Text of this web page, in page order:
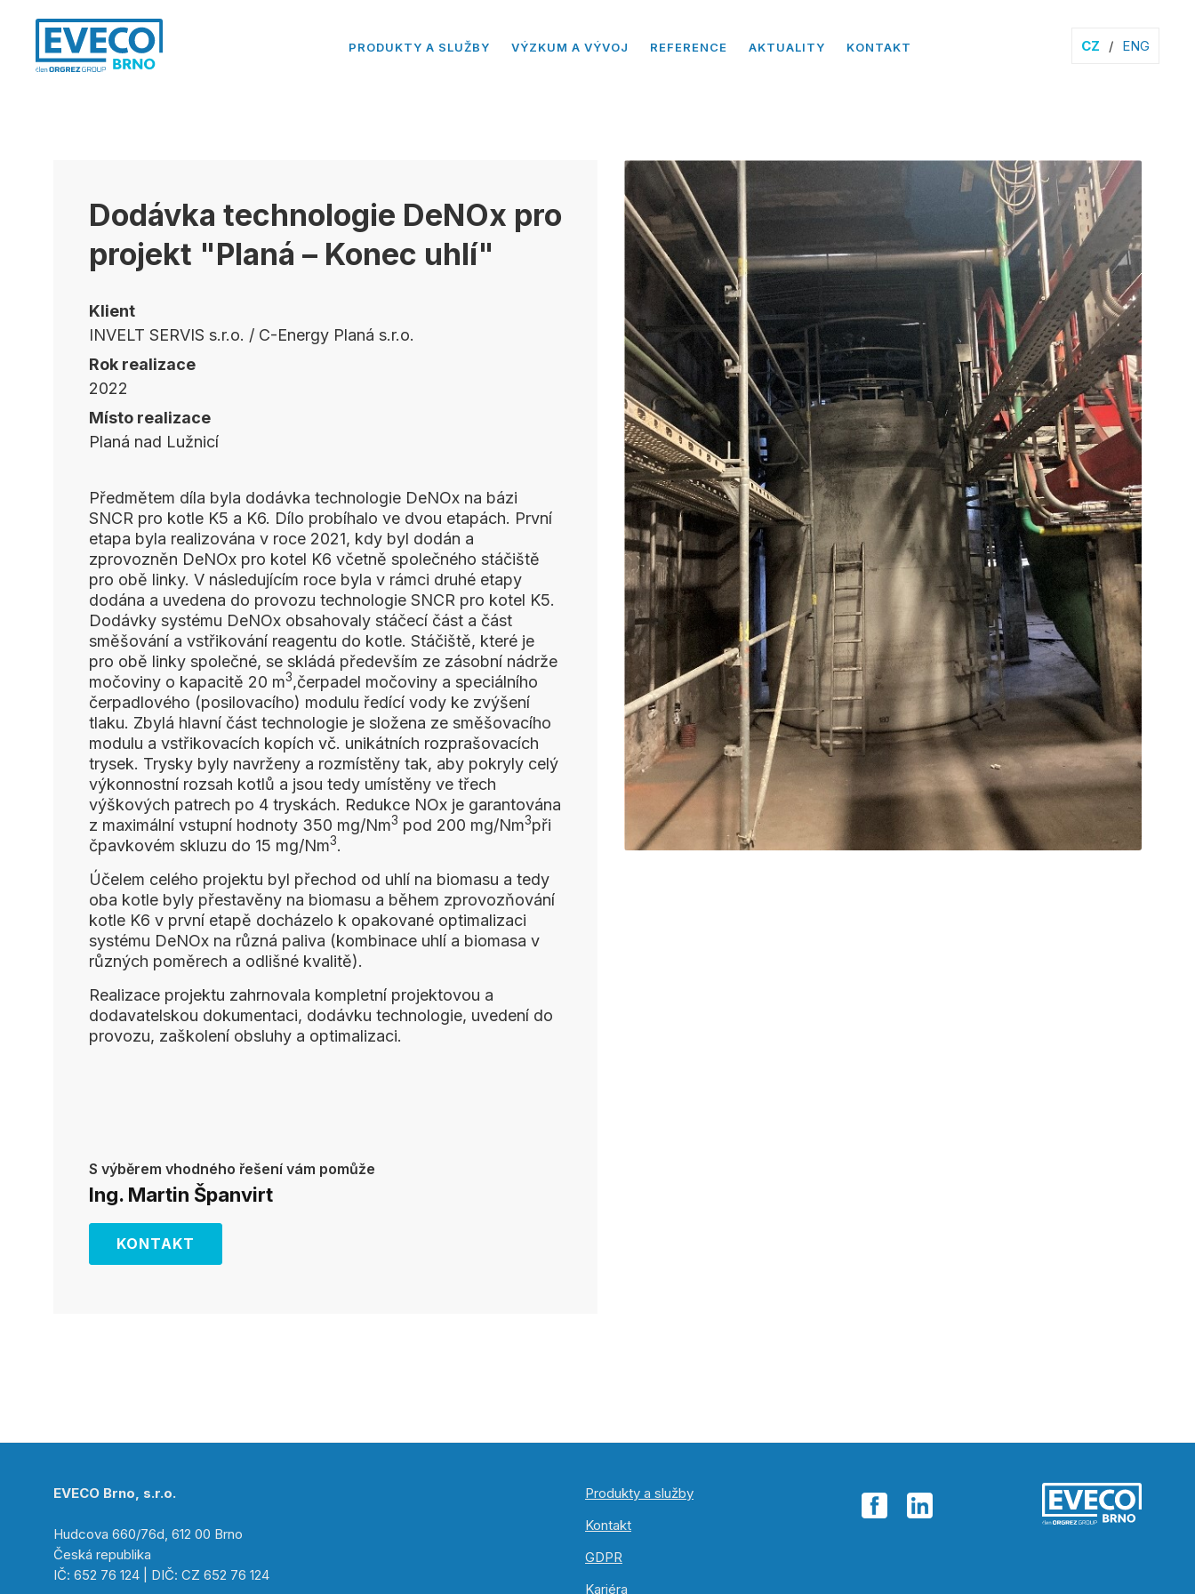
PRODUKTY A SLUŽBY VÝZKUM A VÝVOJ REFERENCE AKTUALITY KONTAKT CZ / ENG
Dodávka technologie DeNOx pro
projekt "Planá – Konec uhlí"
Klient
INVELT SERVIS s.r.o. / C-Energy Planá s.r.o.
Rok realizace
2022
Místo realizace
Planá nad Lužnicí
Předmětem díla byla dodávka technologie DeNOx na bázi
SNCR pro kotle K5 a K6. Dílo probíhalo ve dvou etapách. První
etapa byla realizována v roce 2021, kdy byl dodán a
zprovozněn DeNOx pro kotel K6 včetně společného stáčiště
pro obě linky. V následujícím roce byla v rámci druhé etapy
dodána a uvedena do provozu technologie SNCR pro kotel K5.
Dodávky systému DeNOx obsahovaly stáčecí část a část
směšování a vstřikování reagentu do kotle. Stáčiště, které je
pro obě linky společné, se skládá především ze zásobní nádrže
močoviny o kapacitě 20 m3,čerpadel močoviny a speciálního
čerpadlového (posilovacího) modulu ředící vody ke zvýšení
tlaku. Zbylá hlavní část technologie je složena ze směšovacího
modulu a vstřikovacích kopích vč. unikátních rozprašovacích
trysek. Trysky byly navrženy a rozmístěny tak, aby pokryly celý
výkonnostní rozsah kotlů a jsou tedy umístěny ve třech
výškových patrech po 4 tryskách. Redukce NOx je garantována
z maximální vstupní hodnoty 350 mg/Nm3 pod 200 mg/Nm3při
čpavkovém skluzu do 15 mg/Nm3.
Účelem celého projektu byl přechod od uhlí na biomasu a tedy
oba kotle byly přestavěny na biomasu a během zprovozňování
kotle K6 v první etapě docházelo k opakované optimalizaci
systému DeNOx na různá paliva (kombinace uhlí a biomasa v
různých poměrech a odlišné kvalitě).
Realizace projektu zahrnovala kompletní projektovou a
dodavatelskou dokumentaci, dodávku technologie, uvedení do
provozu, zaškolení obsluhy a optimalizaci.
S výběrem vhodného řešení vám pomůže
Ing. Martin Španvirt
KONTAKT
EVECO Brno, s.r.o.
Hudcova 660/76d, 612 00 Brno
Česká republika
IČ: 652 76 124 | DIČ: CZ 652 76 124
Produkty a služby
Kontakt
GDPR
Kariéra